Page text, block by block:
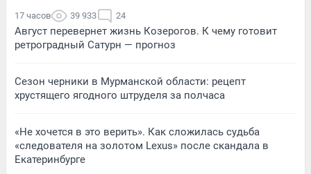
17 часов 39 933 24
Август перевернет жизнь Козерогов. К чему готовит
ретроградный Сатурн — прогноз
Сезон черники в Мурманской области: рецепт
хрустящего ягодного штруделя за полчаса
«Не хочется в это верить». Как сложилась судьба
«следователя на золотом Lexus» после скандала в
Екатеринбурге